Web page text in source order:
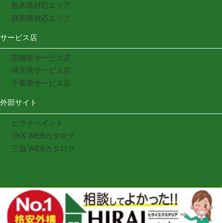
栃木県対応エリア
群馬県対応エリア
サービス店
茨城県サービス店
埼玉県サービス店
千葉県サービス店
外部サイト
ヒライペイント
YKK WEBカタログ
三協 WEBカタログ